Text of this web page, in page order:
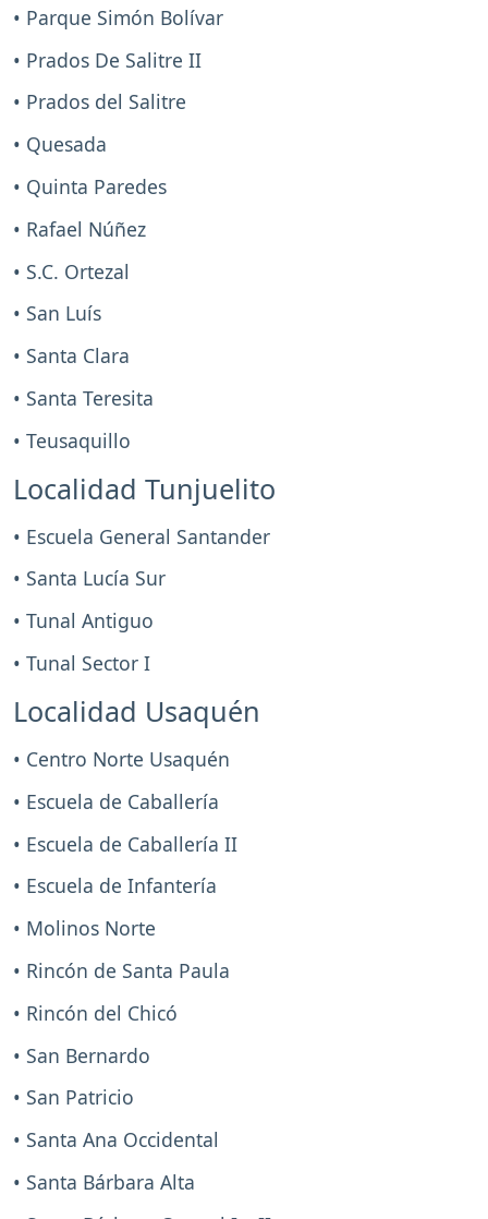
• Parque Simón Bolívar
• Prados De Salitre II
• Prados del Salitre
• Quesada
• Quinta Paredes
• Rafael Núñez
• S.C. Ortezal
• San Luís
• Santa Clara
• Santa Teresita
• Teusaquillo
Localidad Tunjuelito
• Escuela General Santander
• Santa Lucía Sur
• Tunal Antiguo
• Tunal Sector I
Localidad Usaquén
• Centro Norte Usaquén
• Escuela de Caballería
• Escuela de Caballería II
• Escuela de Infantería
• Molinos Norte
• Rincón de Santa Paula
• Rincón del Chicó
• San Bernardo
• San Patricio
• Santa Ana Occidental
• Santa Bárbara Alta